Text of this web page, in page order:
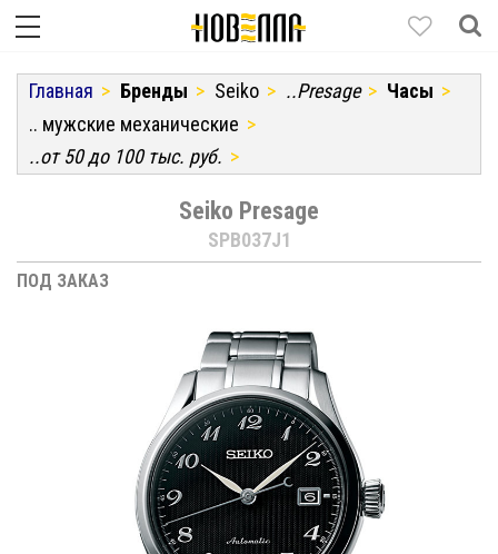
Главная Бренды Seiko ..Presage
Часы
.. мужские механические
..от 50 до 100 тыс. руб.
Seiko Presage
SPB037J1
ПОД ЗАКАЗ